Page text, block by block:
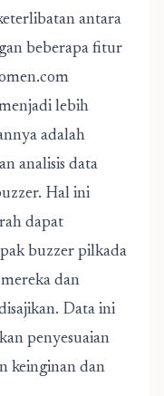
antara
beberapa fitur
lebih
adalah
analisis data
Hal ini
dapat
buzzer pilkada
dan
Data ini
penyesuaian
keinginan dan